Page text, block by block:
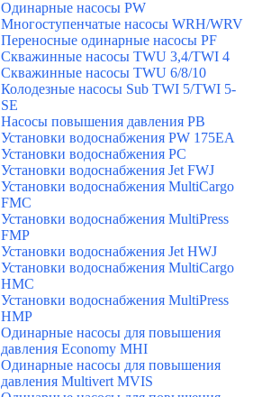
Одинарные насосы PW
Многоступенчатые насосы WRH/WRV
Переносные одинарные насосы PF
Скважинные насосы TWU 3,4/TWI 4
Скважинные насосы TWU 6/8/10
Колодезные насосы Sub TWI 5/TWI 5-
SE
Насосы повышения давления PB
Установки водоснабжения PW 175EA
Установки водоснабжения PC
Установки водоснабжения Jet FWJ
Установки водоснабжения MultiCargo
FMC
Установки водоснабжения MultiPress
FMP
Установки водоснабжения Jet HWJ
Установки водоснабжения MultiCargo
HMC
Установки водоснабжения MultiPress
HMP
Одинарные насосы для повышения
давления Economy MHI
Одинарные насосы для повышения
давления Multivert MVIS